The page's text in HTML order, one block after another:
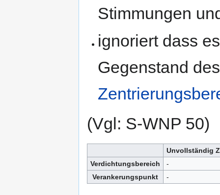
Stimmungen
ignoriert dass
Gegenstand
(Vgl: S-WNP 50)
Unvollständig
Verdichtungsbereich
-
Verankerungspunkt
-